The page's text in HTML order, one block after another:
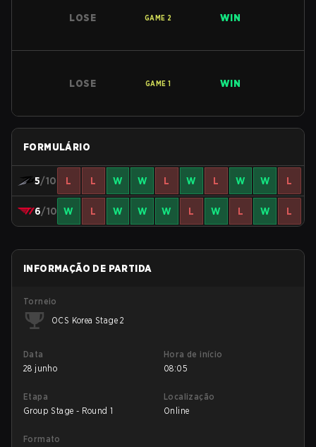
LOSE GAME 2 WIN
LOSE GAME 1 WIN
FORMULÁRIO
5/10 L L W W L W L W W L
6/10 W L W W W L W L W L
INFORMAÇÃO DE PARTIDA
Torneio
OCS Korea Stage 2
Data
28 junho
Hora de início
08:05
Etapa
Group Stage - Round 1
Localização
Online
Formato